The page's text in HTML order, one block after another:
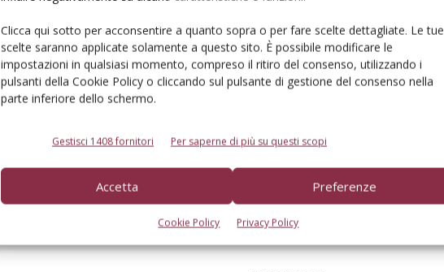
Clicca qui sotto per acconsentire a quanto sopra o per fare scelte dettagliate. Le tue
scelte saranno applicate solamente a questo sito. È possibile modificare le
impostazioni in qualsiasi momento, compreso il ritiro del consenso, utilizzando i
pulsanti della Cookie Policy o cliccando sul pulsante di gestione del consenso nella
parte inferiore dello schermo.
Gestisci 1408 fornitori Per saperne di più su questi scopi
Accetta Preferenze
Cookie Policy Privacy Policy
mondo dell’agricoltura